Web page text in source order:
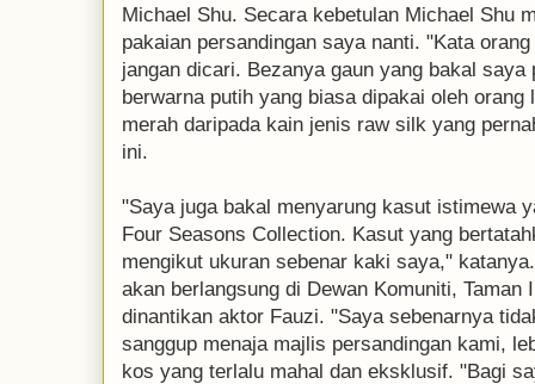
Michael Shu. Secara kebetulan Michael Shu
pakaian persandingan saya nanti. "Kata
jangan dicari. Bezanya gaun yang bakal saya
berwarna putih yang biasa dipakai oleh
merah daripada kain jenis raw silk yang
ini.
"Saya juga bakal menyarung kasut istimewa
Four Seasons Collection. Kasut yang
mengikut ukuran sebenar kaki saya,"
akan berlangsung di Dewan Komuniti, Taman
dinantikan aktor Fauzi. "Saya sebenarnya
sanggup menaja majlis persandingan kami,
kos yang terlalu mahal dan eksklusif. "Bagi